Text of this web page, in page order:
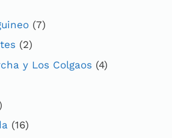
(7)
(2)
y Los Colgaos (4)
(16)